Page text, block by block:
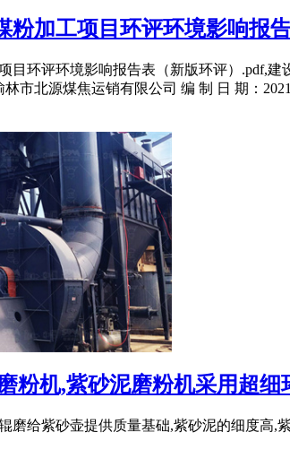
粉加工项目环评环境影响报
目环评环境影响报告表（新版环评）.pdf,
市北源煤焦运销有限公司 编 制 日 期：
粉机,紫砂泥磨粉机采用超细
磨给紫砂壶提供质量基础,紫砂泥的细度高,